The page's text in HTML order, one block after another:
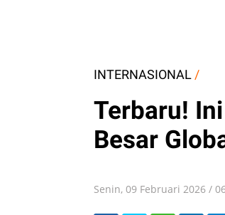
INTERNASIONAL /
Terbaru!
Besar
Senin, 09 Februari 2026 /